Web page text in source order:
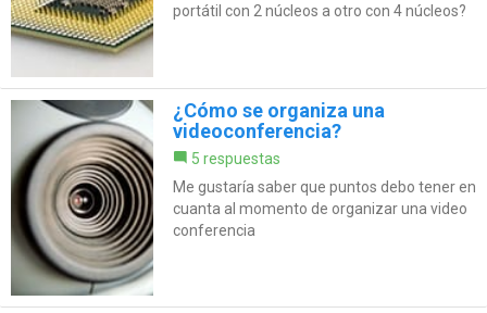
portátil con 2 núcleos a otro con 4 núcleos?
¿Cómo se organiza una
videoconferencia?
5 respuestas
Me gustaría saber que puntos debo tener en
cuanta al momento de organizar una video
conferencia